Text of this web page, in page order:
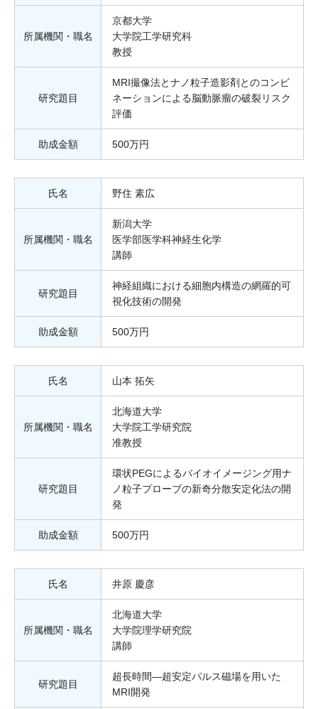
所属機関・職名
京都大学
大学院工学研究科
教授
研究題目
MRI撮像法とナノ粒子造影剤とのコンビ
ネーションによる脳動脈瘤の破裂リスク
評価
助成金額 500万円
氏名 野住 素広
所属機関・職名
新潟大学
医学部医学科神経生化学
講師
研究題目
神経組織における細胞内構造の網羅的可
視化技術の開発
助成金額 500万円
氏名 山本 拓矢
所属機関・職名
北海道大学
大学院工学研究院
准教授
研究題目
環状PEGによるバイオイメージング用ナ
ノ粒子プローブの新奇分散安定化法の開
発
助成金額 500万円
氏名 井原 慶彦
所属機関・職名
北海道大学
大学院理学研究院
講師
研究題目
超長時間―超安定パルス磁場を用いた
MRI開発